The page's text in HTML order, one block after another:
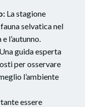
La stagione
selvatica nel
l’autunno.
Una guida esperta
per osservare
l’ambiente
essere